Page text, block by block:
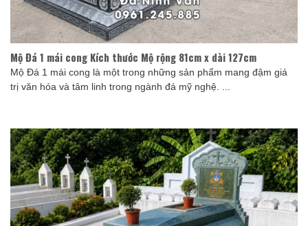
Mộ Đá 1 mái cong Kích thước Mộ rộng 81cm x dài 127cm
Mộ Đá 1 mái cong là một trong những sản phẩm mang đậm giá
trị văn hóa và tâm linh trong ngành đá mỹ nghệ. ...